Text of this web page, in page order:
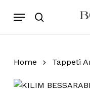
Products
search
Menu
Cart
Home Tappeti